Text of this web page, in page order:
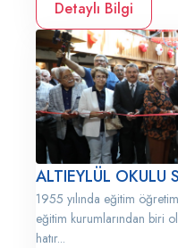
Detaylı Bilgi
ALTIEYLÜL OKULU
1955 yılında eğitim
eğitim kurumlarından biri
hatır...